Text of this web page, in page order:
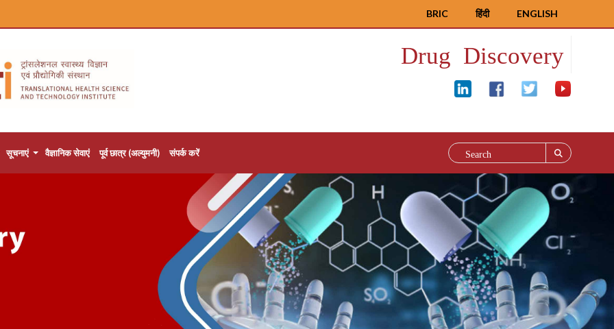
ENGLISH
हिंदी
BRIC
Drug Discovery
सूचनाएं वैज्ञानिक सेवाएं पूर्व छात्र (अल्युमनी) संपर्क करें